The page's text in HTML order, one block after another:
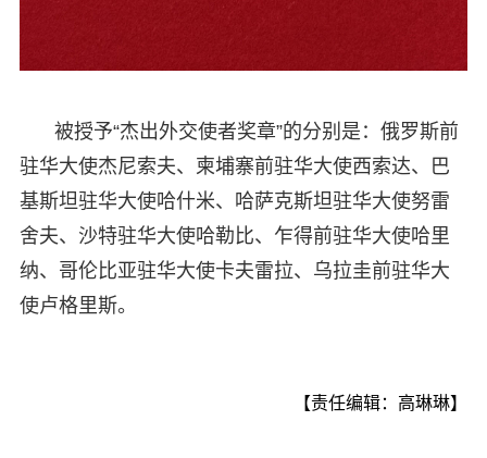
被授予“杰出外交使者奖章”的分别是：俄罗斯前
驻华大使杰尼索夫、柬埔寨前驻华大使西索达、巴
基斯坦驻华大使哈什米、哈萨克斯坦驻华大使努雷
舍夫、沙特驻华大使哈勒比、乍得前驻华大使哈里
纳、哥伦比亚驻华大使卡夫雷拉、乌拉圭前驻华大
使卢格里斯。
【责任编辑：高琳琳】